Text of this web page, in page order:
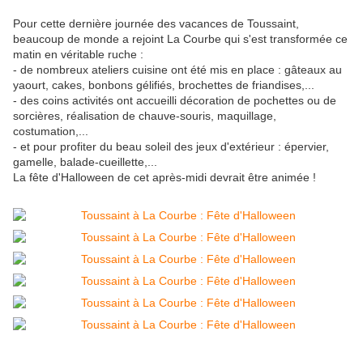
Pour cette dernière journée des vacances de Toussaint,
beaucoup de monde a rejoint La Courbe qui s'est transformée ce
matin en véritable ruche :
- de nombreux ateliers cuisine ont été mis en place : gâteaux au
yaourt, cakes, bonbons gélifiés, brochettes de friandises,...
- des coins activités ont accueilli décoration de pochettes ou de
sorcières, réalisation de chauve-souris, maquillage,
costumation,...
- et pour profiter du beau soleil des jeux d'extérieur : épervier,
gamelle, balade-cueillette,...
La fête d'Halloween de cet après-midi devrait être animée !